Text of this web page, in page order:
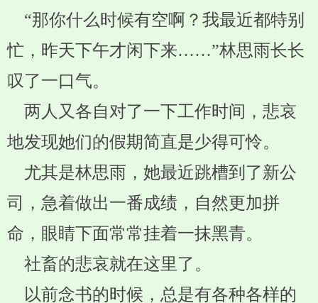
“那你什么时候有空啊？我最近都特别
忙，昨天下午才闲下来……”林思雨长长
叹了一口气。
两人又各自对了一下工作时间，悲哀
地发现她们的假期简直是少得可怜。
尤其是林思雨，她最近跳槽到了新公
司，急着做出一番成绩，自然更加拼
命，眼睛下面常常挂着一抹黑青。
社畜的悲哀就在这里了。
以前念书的时候，总是有各种各样的